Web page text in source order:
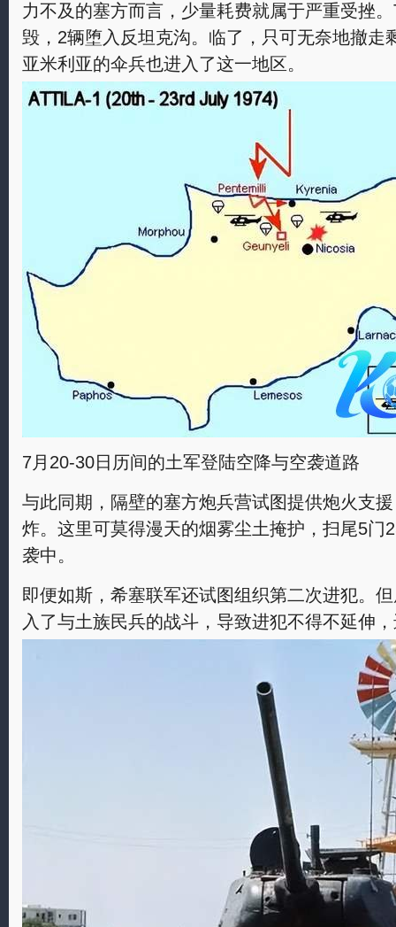
力不及的塞方而言，少量耗费就属于严重受挫
毁，2辆堕入反坦克沟。临了，只可无奈地撤走
亚米利亚的伞兵也进入了这一地区。
7月20-30日历间的土军登陆空降与空袭道路
与此同期，隔壁的塞方炮兵营试图提供炮火支
炸。这里可莫得漫天的烟雾尘土掩护，扫尾5门
袭中。
即便如斯，希塞联军还试图组织第二次进犯。
入了与土族民兵的战斗，导致进犯不得不延伸